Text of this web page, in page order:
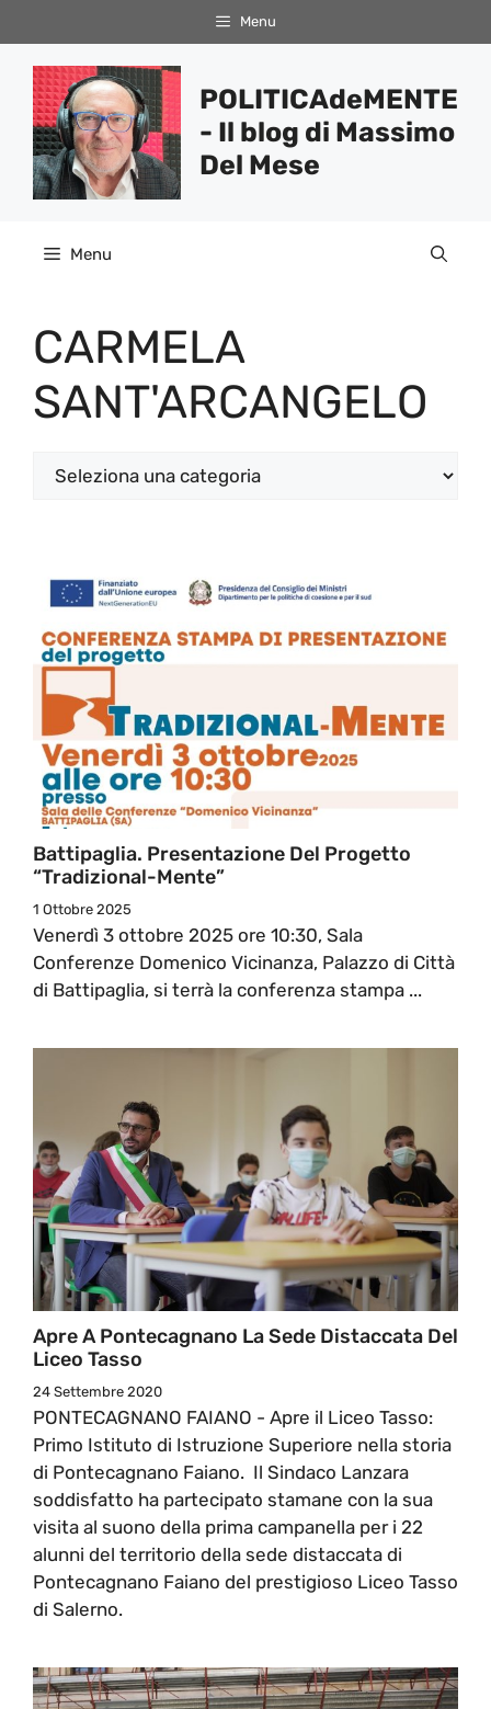
al
contenuto
Menu
POLITICAdeMENTE
- Il blog di Massimo
Del Mese
Menu
CARMELA
SANT'ARCANGELO
Categorie
Battipaglia. Presentazione Del Progetto
“Tradizional-Mente”
1 Ottobre 2025
Venerdì 3 ottobre 2025 ore 10:30, Sala
Conferenze Domenico Vicinanza, Palazzo di Città
di Battipaglia, si terrà la conferenza stampa ...
Apre A Pontecagnano La Sede Distaccata Del
Liceo Tasso
24 Settembre 2020
PONTECAGNANO FAIANO - Apre il Liceo Tasso:
Primo Istituto di Istruzione Superiore nella storia
di Pontecagnano Faiano. Il Sindaco Lanzara
soddisfatto ha partecipato stamane con la sua
visita al suono della prima campanella per i 22
alunni del territorio della sede distaccata di
Pontecagnano Faiano del prestigioso Liceo Tasso
di Salerno.